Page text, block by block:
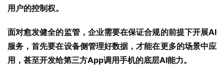
用户的控制权。
面对愈发健全的监管，企业需要在保证合规的前提下开展AI
服务，首先要在设备侧管理好数据，才能在更多的场景中应
用，甚至开发给第三方App调用手机的底层AI能力。